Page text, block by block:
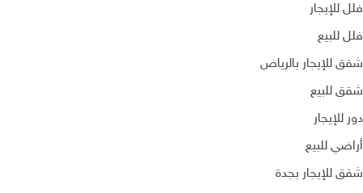
فلل للإيجار
فلل للبيع
شقق للإيجار بالرياض
شقق للبيع
دور للإيجار
أراضي للبيع
شقق للإيجار بجدة